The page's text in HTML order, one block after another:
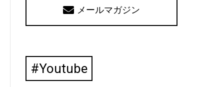
メールマガジン
Youtube